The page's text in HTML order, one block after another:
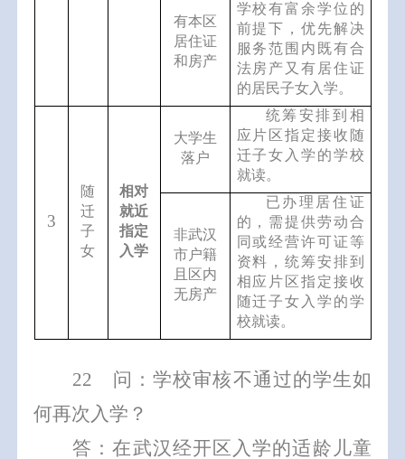
有本区
居住证
和房产
学校有富余学位的
前提下，优先解决
服务范围内 既有合
法房产又有居住证
的居民子女入学。
3
随
迁
子
女
相对
就近
指定
入学
大学生
落户
统筹安排到 相
应片区指定接收随
迁子女入学的学校
就读。
非武汉
市户籍
且区内
无房产
已办理居住证
的， 需提供劳动合
同或经营许可证等
资料，统筹安排到
相应片区指定接收
随迁子女入学的学
校就读。
22
问：学校审核不通过的学生如
何再次入学？
答：在武汉经开区入学的适龄儿童